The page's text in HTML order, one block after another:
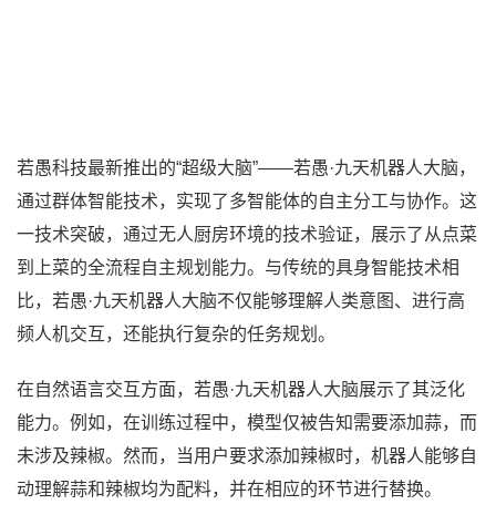
若愚科技最新推出的“超级大脑”——若愚·九天机器人大脑，
通过群体智能技术，实现了多智能体的自主分工与协作。这
一技术突破，通过无人厨房环境的技术验证，展示了从点菜
到上菜的全流程自主规划能力。与传统的具身智能技术相
比，若愚·九天机器人大脑不仅能够理解人类意图、进行高
频人机交互，还能执行复杂的任务规划。
在自然语言交互方面，若愚·九天机器人大脑展示了其泛化
能力。例如，在训练过程中，模型仅被告知需要添加蒜，而
未涉及辣椒。然而，当用户要求添加辣椒时，机器人能够自
动理解蒜和辣椒均为配料，并在相应的环节进行替换。